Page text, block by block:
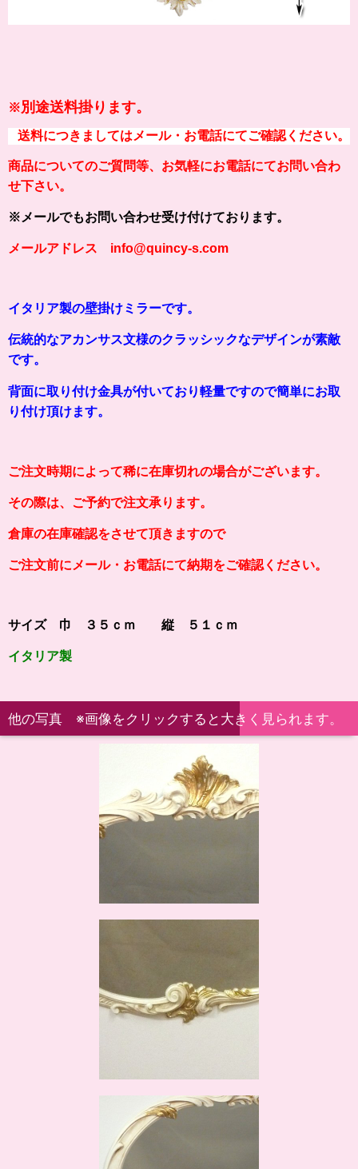
※別途送料掛ります。
送料につきましてはメール・お電話にてご確認ください。
商品についてのご質問等、お気軽にお電話にてお問い合わ
せ下さい。
※メールでもお問い合わせ受け付けております。
メールアドレス info@quincy-s.com
イタリア製の壁掛けミラーです。
伝統的なアカンサス文様のクラッシックなデザインが素敵
です。
背面に取り付け金具が付いており軽量ですので簡単にお取
り付け頂けます。
ご注文時期によって稀に在庫切れの場合がございます。
その際は、ご予約で注文承ります。
倉庫の在庫確認をさせて頂きますので
ご注文前にメール・お電話にて納期をご確認ください。
サイズ 巾 ３５ｃｍ 縦 ５１ｃｍ
イタリア製
他の写真 ※画像をクリックすると大きく見られます。